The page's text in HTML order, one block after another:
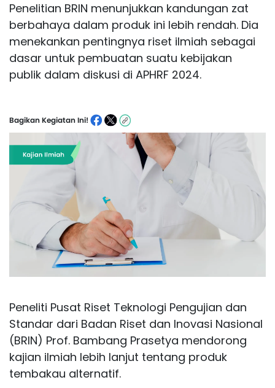
Penelitian BRIN menunjukkan kandungan zat
berbahaya dalam produk ini lebih rendah. Dia
menekankan pentingnya riset ilmiah sebagai
dasar untuk pembuatan suatu kebijakan
publik dalam diskusi di APHRF 2024.
Bagikan Kegiatan Ini!
Peneliti Pusat Riset Teknologi Pengujian dan
Standar dari Badan Riset dan Inovasi Nasional
(BRIN) Prof. Bambang Prasetya mendorong
kajian ilmiah lebih lanjut tentang produk
tembakau alternatif.